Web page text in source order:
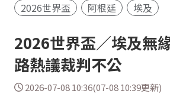
2026世界盃
阿根廷 埃及
2026世界盃／埃及無
路熱議裁判不公
2026-07-08 10:36(07-08 10:39更新)